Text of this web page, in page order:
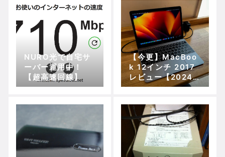
NURO光で自宅サ
ーバー運用中！
【超高速回線】
【今更】MacBoo
k 12インチ 2017
レビュー【2024
年購入】